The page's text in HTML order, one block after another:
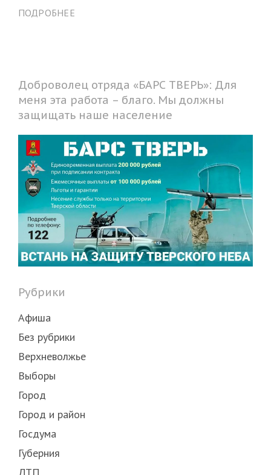
ПОДРОБНЕЕ
Доброволец отряда «БАРС ТВЕРЬ»: Для
меня эта работа – благо. Мы должны
защищать наше население
Рубрики
Афиша
Без рубрики
Верхневолжье
Выборы
Город
Город и район
Госдума
Губерния